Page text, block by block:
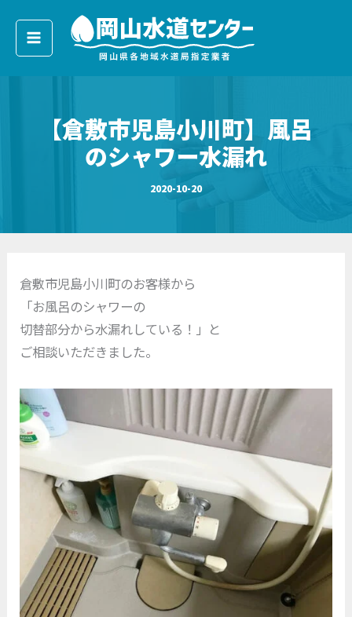
【倉敷市児島小川町】風呂
のシャワー水漏れ
2020-10-20
倉敷市児島小川町のお客様から
「お風呂のシャワーの
切替部分から水漏れしている！」と
ご相談いただきました。
ー
カ
イ